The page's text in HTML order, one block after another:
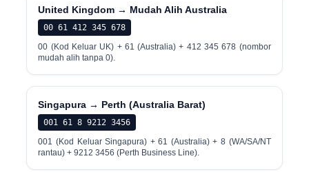
United Kingdom → Mudah Alih Australia
00 61 412 345 678
00 (Kod Keluar UK) + 61 (Australia) + 412 345 678 (nombor
mudah alih tanpa 0).
Singapura → Perth (Australia Barat)
001 61 8 9212 3456
001 (Kod Keluar Singapura) + 61 (Australia) + 8 (WA/SA/NT
rantau) + 9212 3456 (Perth Business Line).